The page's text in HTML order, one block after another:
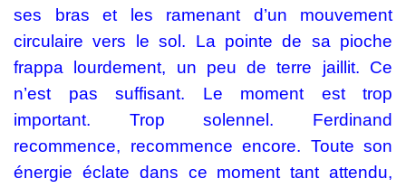
ses bras et les ramenant d’un mouvement
circulaire vers le sol. La pointe de sa pioche
frappa lourdement, un peu de terre jaillit. Ce
n’est pas suffisant. Le moment est trop
important. Trop solennel. Ferdinand
recommence, recommence encore. Toute son
énergie éclate dans ce moment tant attendu,